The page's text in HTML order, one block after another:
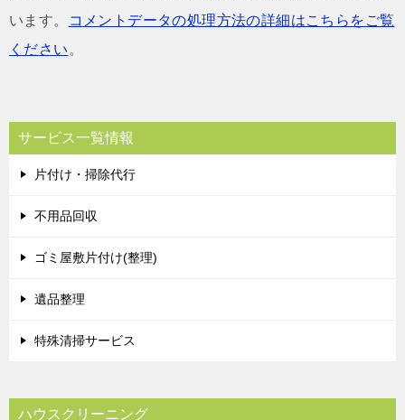
います。
コメントデータの処理方法の詳細はこちらをご覧
ください 。
サービス一覧情報
片付け・掃除代行
不用品回収
ゴミ屋敷片付け(整理)
遺品整理
特殊清掃サービス
ハウスクリーニング